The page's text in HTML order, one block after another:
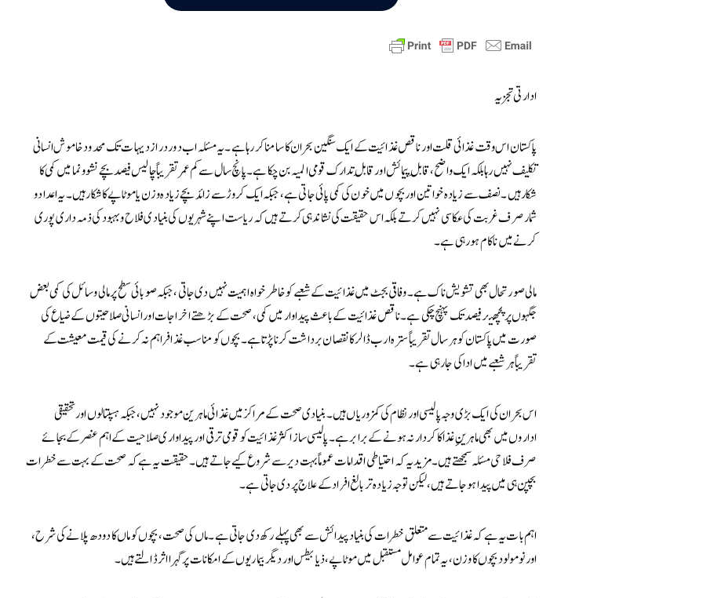
ادارتی تجزیہ
پاکستان اس وقت غذائی قلت اور ناقص غذائیت کے ایک سنگین بحران کا سامنا کر رہا ہے۔ یہ مسئلہ اب دور دراز دیہات تک محدود خاموش انسانی
تکلیف نہیں رہا بلکہ ایک واضح، قابلِ پیمائش اور قابلِ تدارک قومی المیہ بن چکا ہے۔ پانچ سال سے کم عمر تقریباً چالیس فیصد بچے نشوونما میں کمی کا
شکار ہیں۔ نصف سے زیادہ خواتین اور بچوں میں خون کی کمی پائی جاتی ہے، جبکہ ایک کروڑ سے زائد بچے زیادہ وزن یا موٹاپے کا شکار ہیں۔ یہ اعداد و
شمار صرف غربت کی عکاسی نہیں کرتے بلکہ اس حقیقت کی نشاندہی کرتے ہیں کہ ریاست اپنے شہریوں کی بنیادی فلاح و بہبود کی ذمہ داری پوری
کرنے میں ناکام ہو رہی ہے۔
مالی صورتحال بھی تشویش ناک ہے۔ وفاقی بجٹ میں غذائیت کے شعبے کو خاطر خواہ اہمیت نہیں دی جاتی، جبکہ صوبائی سطح پر مالی وسائل کی کمی بعض
جگہوں پر پچھتر فیصد تک پہنچ چکی ہے۔ ناقص غذائیت کے باعث پیداوار میں کمی، صحت کے بڑھتے اخراجات اور انسانی صلاحیتوں کے ضیاع کی
صورت میں پاکستان کو ہر سال تقریباً سترہ ارب ڈالر کا نقصان برداشت کرنا پڑتا ہے۔ بچوں کو مناسب غذا فراہم نہ کرنے کی قیمت معیشت کے
تقریباً ہر شعبے میں ادا کی جا رہی ہے۔
اس بحران کی ایک بڑی وجہ پالیسی اور نظام کی کمزوریاں ہیں۔ بنیادی صحت کے مراکز میں غذائی ماہرین موجود نہیں، جبکہ ہسپتالوں اور تحقیقی
اداروں میں بھی ماہرینِ غذا کا کردار نہ ہونے کے برابر ہے۔ پالیسی ساز اکثر غذائیت کو قومی ترقی اور پیداواری صلاحیت کے اہم عنصر کے بجائے
صرف فلاحی مسئلہ سمجھتے ہیں۔ مزید یہ کہ احتیاطی اقدامات عموماً بہت دیر سے شروع کیے جاتے ہیں۔ حقیقت یہ ہے کہ صحت کے بہت سے خطرات
بچپن ہی میں پیدا ہو جاتے ہیں، لیکن توجہ زیادہ تر بالغ افراد کے علاج پر دی جاتی ہے۔
اہم بات یہ ہے کہ غذائیت سے متعلق خطرات کی بنیاد پیدائش سے بھی پہلے رکھ دی جاتی ہے۔ ماں کی صحت، بچوں کو ماں کا دودھ پلانے کی شرح،
اور نومولود بچوں کا وزن، یہ تمام عوامل مستقبل میں موٹاپے، ذیابیطس اور دیگر بیماریوں کے امکانات پر گہرا اثر ڈالتے ہیں۔